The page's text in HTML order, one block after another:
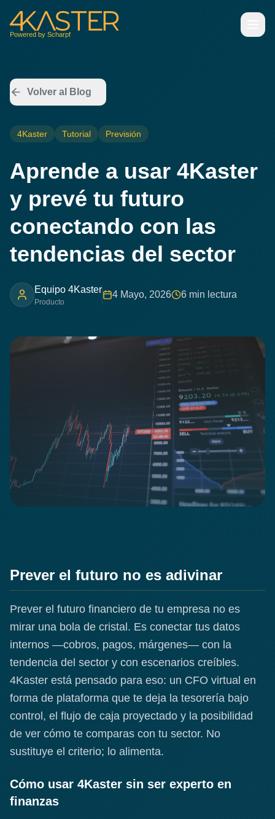
Powered by Scharpf
Volver al Blog
4Kaster Tutorial Previsión
Aprende a usar 4Kaster
y prevé tu futuro
conectando con las
tendencias del sector
Equipo 4Kaster
Producto
4 Mayo, 2026 6 min lectura
Prever el futuro no es adivinar
Prever el futuro financiero de tu empresa no es
mirar una bola de cristal. Es conectar tus datos
internos —cobros, pagos, márgenes— con la
tendencia del sector y con escenarios creíbles.
4Kaster está pensado para eso: un CFO virtual en
forma de plataforma que te deja la tesorería bajo
control, el flujo de caja proyectado y la posibilidad
de ver cómo te comparas con tu sector. No
sustituye el criterio; lo alimenta.
Cómo usar 4Kaster sin ser experto en
finanzas